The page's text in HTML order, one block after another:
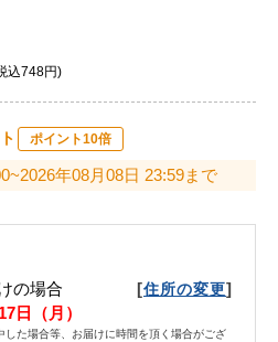
込748円)
ポイント10倍
年08月08日 23:59まで
の場合 [住所の変更]
日（月）
た場合等、お届けに時間を頂く場合がござ